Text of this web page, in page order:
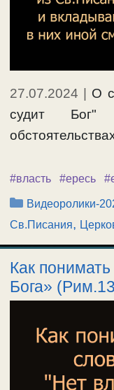
27.07.2024
О
судит Бог"
#власть
#ересь
Рубрики
Видеоролики-
Св.Писания,
Как
Бога»